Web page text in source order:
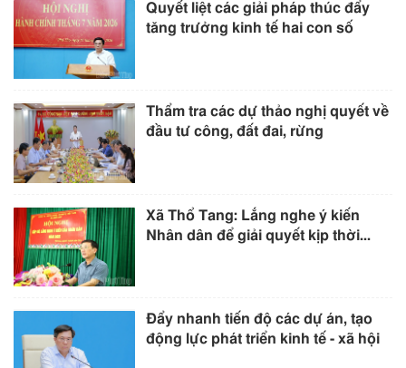
Quyết liệt các giải pháp thúc đẩy
tăng trưởng kinh tế hai con số
Thẩm tra các dự thảo nghị quyết về
đầu tư công, đất đai, rừng
Xã Thổ Tang: Lắng nghe ý kiến
Nhân dân để giải quyết kịp thời...
Đẩy nhanh tiến độ các dự án, tạo
động lực phát triển kinh tế - xã hội